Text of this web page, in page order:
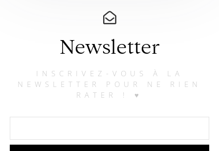
Newsletter
INSCRIVEZ-VOUS À LA
NEWSLETTER POUR NE RIEN
RATER ! ♥